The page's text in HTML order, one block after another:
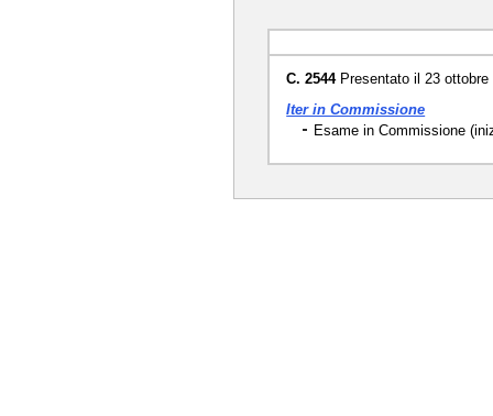
C. 2544Presentato il 23 ottobre
Iter in Commissione
Esame in Commissione